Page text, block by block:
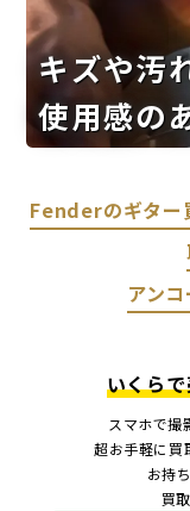
キズや汚
使用感の
Fenderのギター
アン
いくら
スマホで撮
超お手軽に買
お持
買